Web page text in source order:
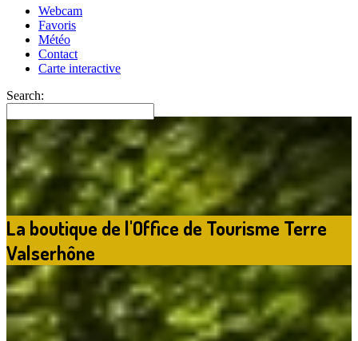
Webcam
Favoris
Météo
Contact
Carte interactive
Search:
La boutique de l'Office de Tourisme Terre
Valserhône